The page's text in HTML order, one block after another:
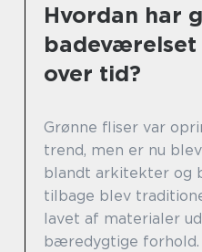
Hvordan har
over tid?
Grønne fliser var
trend, men er nu
blandt arkitekter og
tilbage blev
lavet af materialer
bæredygtige forhold.